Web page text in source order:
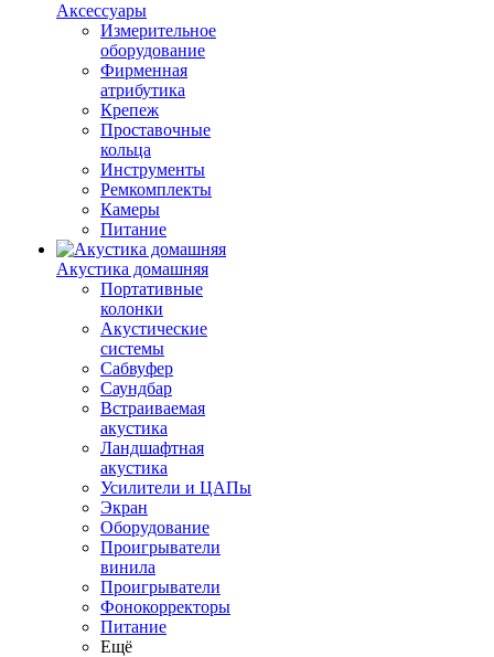
Аксессуары
Измерительное
оборудование
Фирменная
атрибутика
Крепеж
Проставочные
кольца
Инструменты
Ремкомплекты
Камеры
Питание
Акустика домашняя
Портативные
колонки
Акустические
системы
Сабвуфер
Саундбар
Встраиваемая
акустика
Ландшафтная
акустика
Усилители и ЦАПы
Экран
Оборудование
Проигрыватели
винила
Проигрыватели
Фонокорректоры
Питание
Ещё